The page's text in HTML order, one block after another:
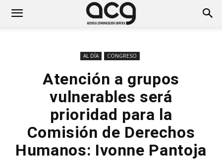
AL DÍA CONGRESO
Atención a grupos
vulnerables será
prioridad para la
Comisión de Derechos
Humanos: Ivonne Pantoja